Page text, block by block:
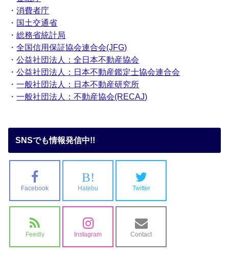
・消費者庁
・ 国土交通省
・総務省統計局
・全国信用保証協会連合会(JFG)
・公益社団法人：全日本不動産協会
・公益社団法人：日本不動産鑑定士協会連合会
・一般社団法人：日本不動産研究所
・一般社団法人：不動産協会(RECAJ)
SNSでも情報発信中!!
Facebook
B!
Hatebu Twitter
Feedly Instagram Contact